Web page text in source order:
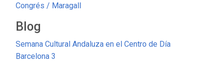
Congrés / Maragall
Blog
Semana Cultural Andaluza en el Centro de Día
Barcelona 3